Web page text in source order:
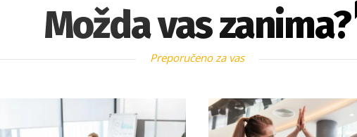
Možda vas zanima?
Preporučeno za vas